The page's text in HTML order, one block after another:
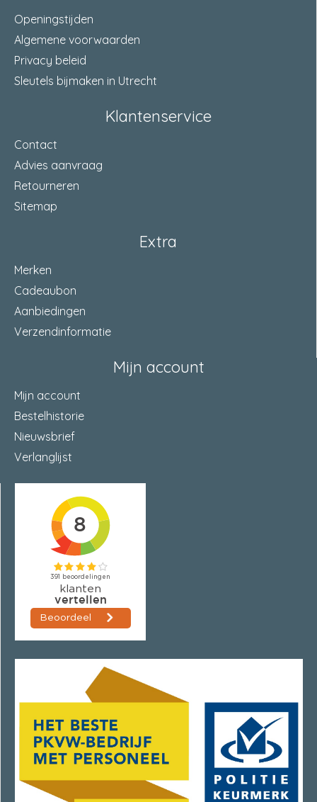
Openingstijden
Algemene voorwaarden
Privacy beleid
Sleutels bijmaken in Utrecht
Klantenservice
Contact
Advies aanvraag
Retourneren
Sitemap
Extra
Merken
Cadeaubon
Aanbiedingen
Verzendinformatie
Mijn account
Mijn account
Bestelhistorie
Nieuwsbrief
Verlanglijst